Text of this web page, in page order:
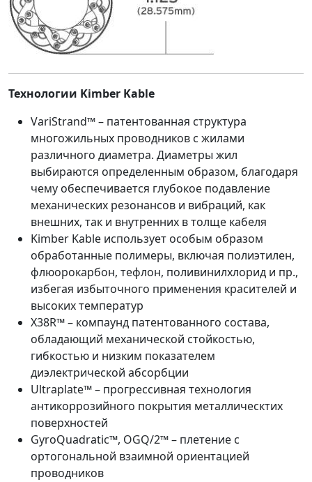
Технологии Kimber Kable
VariStrand™ – патентованная структура
многожильных проводников с жилами
различного диаметра. Диаметры жил
выбираются определенным образом, благодаря
чему обеспечивается глубокое подавление
механических резонансов и вибраций, как
внешних, так и внутренних в толще кабеля
Kimber Kable использует особым образом
обработанные полимеры, включая полиэтилен,
флюорокарбон, тефлон, поливинилхлорид и пр.,
избегая избыточного применения красителей и
высоких температур
X38R™ – компаунд патентованного состава,
обладающий механической стойкостью,
гибкостью и низким показателем
диэлектрической абсорбции
Ultraplate™ – прогрессивная технология
антикоррозийного покрытия металлическтих
поверхностей
GyroQuadratic™, OGQ/2™ – плетение с
ортогональной взаимной ориентацией
проводников